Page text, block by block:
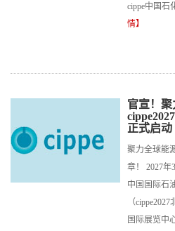
cippe中国石
情】
官宣！聚
正式启动
聚力全球能
章！ 2027年
中国国际石
（
国际展览中